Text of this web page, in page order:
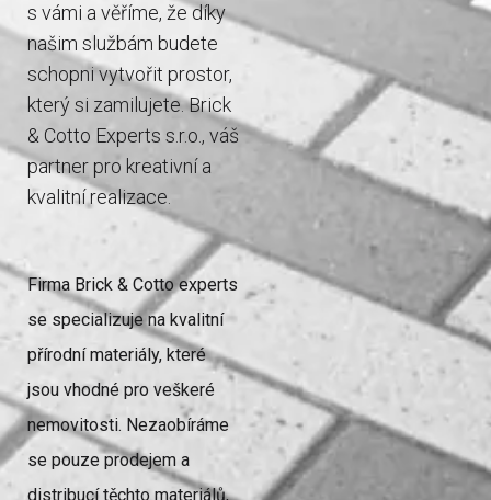
s vámi a věříme, že díky
našim službám budete
schopni vytvořit prostor,
který si zamilujete. Brick
& Cotto Experts s.r.o., váš
partner pro kreativní a
kvalitní realizace.
Firma Brick & Cotto experts
se specializuje na kvalitní
přírodní materiály, které
jsou vhodné pro veškeré
nemovitosti. Nezaobíráme
se pouze prodejem a
distribucí těchto materiálů,